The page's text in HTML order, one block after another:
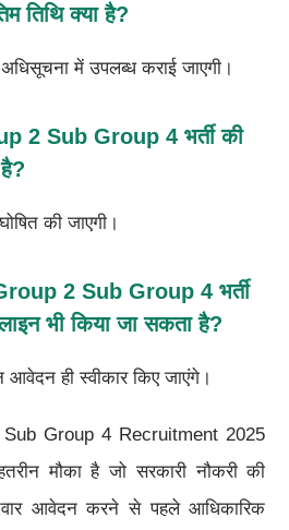
तिथि क्या है?
में उपलब्ध कराई जाएगी।
2 Sub Group 4 भर्ती की
है?
की जाएगी।
2 Sub Group 4 भर्ती
भी किया जा सकता है?
ही स्वीकार किए जाएंगे।
Group 4 Recruitment 2025
मौका है जो सरकारी नौकरी की
आवेदन करने से पहले आधिकारिक